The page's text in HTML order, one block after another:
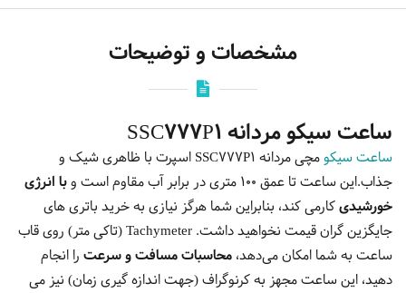
مشخصات و توضیحات
ساعت سیکو مردانه SSC777P1
ساعت سیکو
مچی مردانه SSC777P1 اسپرت با ظاهری شیک و
جذاب.این ساعت تا عمق 100 متری در برابر آب مقاوم است و
با انرژی
خورشیدیکارمی کند، بنابراین شما هرگز نیازی به خرید باتری های
جایگزین گران قیمت نخواهید داشت. Tachymeter (تاکی متر) روی قاب
ساعت به شما امکان می‌دهد، محاسبات مسافت و سرعت را انجام
دهید، این ساعت مجهز به کرنوگراف (جهت اندازه گیری زمان) نیز می